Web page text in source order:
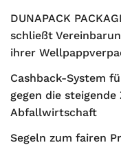
DUNAPACK
schließt
ihrer
Cashback-System
gegen die
Abfallwirtschaft
Segeln zum fairen